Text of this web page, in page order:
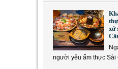
xứ
người yêu ẩm thực Sài